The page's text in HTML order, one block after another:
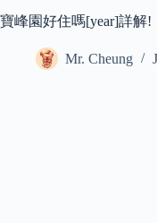
寶峰園好住嗎[year]詳解!
Mr. Cheung